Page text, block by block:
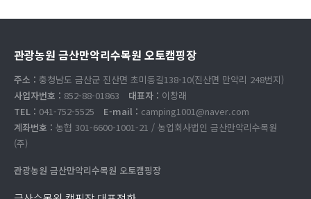
관광농원 금산만악리수목원 오토캠핑장
주소 : 충청남도 금산군 진산면 초미동길138-10(진산면 만악리 248번지)
사업자번호 : 852-88-01863 대표자 : 이창래
TEL : 041-752-5525 E-mail : camping1001@naver.com
계좌번호 : 농협 301-6600-1001-21 / 농업회사법인 금산만악리수목원
(주)
관광농원 금산만악리수목원 오토캠핑장